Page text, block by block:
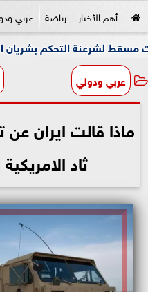
أهم الأخبار رياضة عربي
التحكم بشريان الطاقة
عربي ودولي
ماذا قالت ايران
ثاد